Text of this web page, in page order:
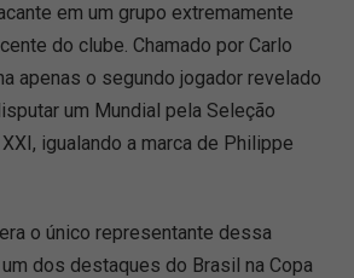
em um grupo extremamente
do clube. Chamado por Carlo
apenas o segundo jogador revelado
um Mundial pela Seleção
igualando a marca de Philippe
o único representante dessa
dos destaques do Brasil na Copa